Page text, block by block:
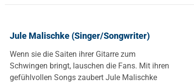
Jule Malischke (Singer/Songwriter)
Wenn sie die Saiten ihrer Gitarre zum
Schwingen bringt, lauschen die Fans. Mit ihren
gefühlvollen Songs zaubert Jule Malischke